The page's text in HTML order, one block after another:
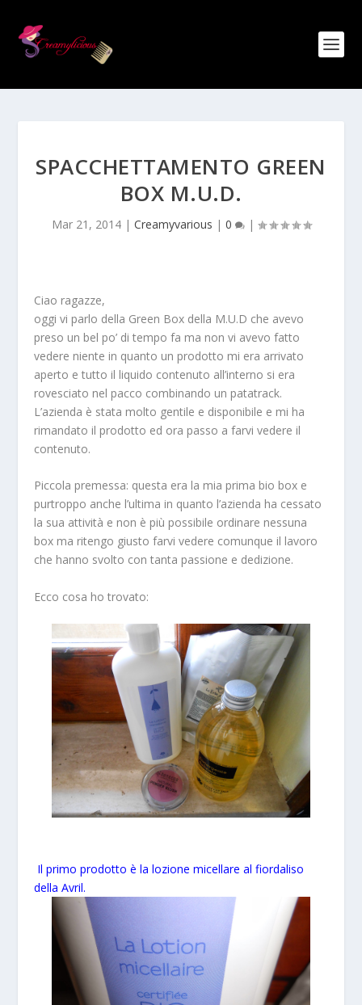
SPACCHETTAMENTO GREEN
BOX M.U.D.
Mar 21, 2014| Creamyvarious | 0 |
Ciao ragazze,
oggi vi parlo della Green Box della M.U.D che avevo
preso un bel po’ di tempo fa ma non vi avevo fatto
vedere niente in quanto un prodotto mi era arrivato
aperto e tutto il liquido contenuto all’interno si era
rovesciato nel pacco combinando un patatrack.
L’azienda è stata molto gentile e disponibile e mi ha
rimandato il prodotto ed ora passo a farvi vedere il
contenuto.
Piccola premessa: questa era la mia prima bio box e
purtroppo anche l’ultima in quanto l’azienda ha cessato
la sua attività e non è più possibile ordinare nessuna
box ma ritengo giusto farvi vedere comunque il lavoro
che hanno svolto con tanta passione e dedizione.
Ecco cosa ho trovato:
Il primo prodotto è la lozione micellare al fiordaliso
della Avril.